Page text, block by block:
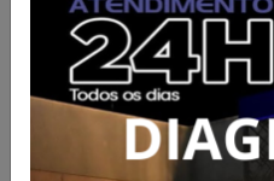
Vereadores de
pedidos de
cobram ações
Acesse para mais